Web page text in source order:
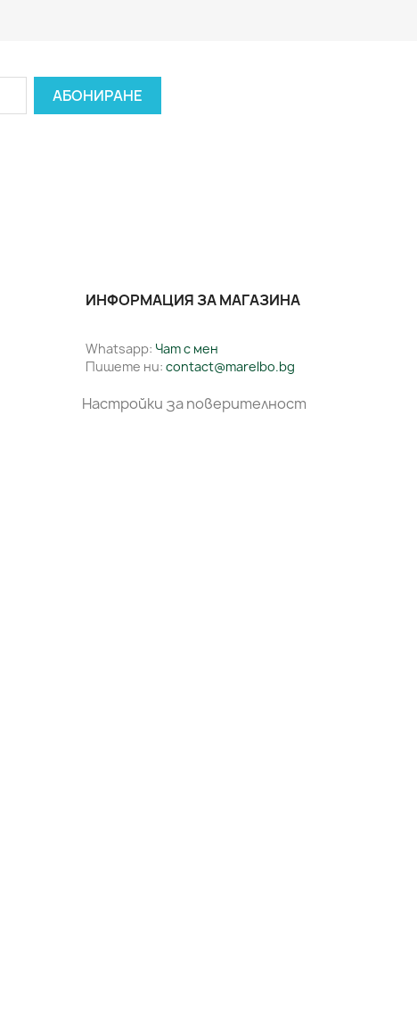
ИНФОРМАЦИЯ ЗА МАГАЗИНА
Whatsapp: Чат с мен
Пишете ни: contact@marelbo.bg
Настройки за поверителност